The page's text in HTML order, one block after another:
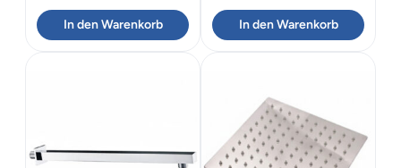
In den Warenkorb In den Warenkorb